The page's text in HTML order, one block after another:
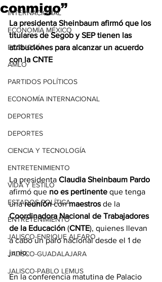
INTERNACIONAL
ECONOMÍA MÉXICO
ECONOMÍA
AMLO
PARTIDOS POLÍTICOS
ECONOMÍA INTERNACIONAL
DEPORTES
DEPORTES
CIENCIA Y TECNOLOGÍA
ENTRETENIMIENTO
VIDA Y ESTILO
ESTADOS-POLÍTICA
ENTRETENIMIENTO
JALISCO-ENRIQUE ALFARO
JALISCO-GUADALAJARA
JALISCO-PABLO LEMUS
conmigo”
La presidenta Sheinbaum afirmó que los
titulares de Segob y SEP tienen las
atribuciones para alcanzar un acuerdo
con la CNTE
La presidenta Claudia Sheinbaum Pardo
afirmó que no es pertinente que tenga
una reunión con maestros de la
Coordinadora Nacional de Trabajadores
de la Educación (CNTE), quienes llevan
a cabo un paro nacional desde el 1 de
junio.
En la conferencia matutina de Palacio